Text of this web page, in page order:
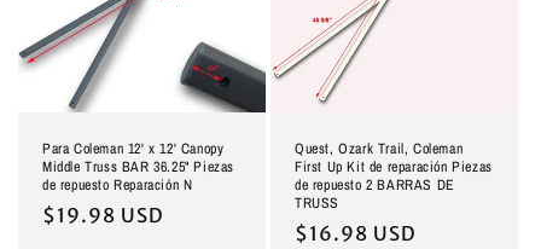
Para Coleman 12' x 12' Canopy
Middle Truss BAR 36.25" Piezas
de repuesto Reparación N
Precio
$19.98 USD
Quest, Ozark Trail, Coleman
First Up Kit de reparación Piezas
de repuesto 2 BARRAS DE
TRUSS
Precio
$16.98 USD